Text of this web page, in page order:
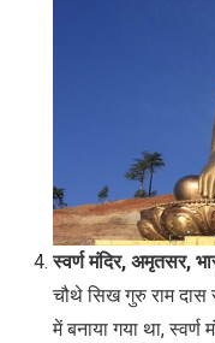
स्वर्ण मंदिर, अमृतसर,
चौथे सिख गुरु राम दास
में बनाया गया था,